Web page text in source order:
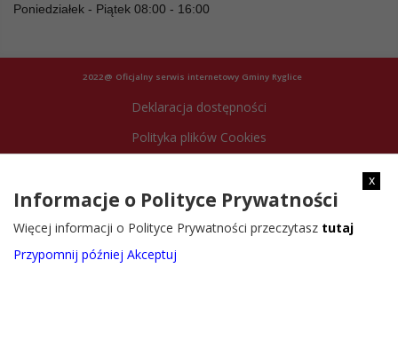
Poniedziałek - Piątek 08:00 - 16:00
2022@ Oficjalny serwis internetowy Gminy Ryglice
Deklaracja dostępności
Polityka plików Cookies
x
Informacje o Polityce Prywatności
Więcej informacji o Polityce Prywatności przeczytasz tutaj
Przypomnij później Akceptuj